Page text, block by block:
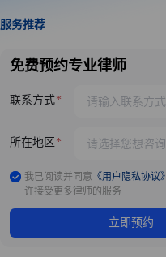
服务推荐
免费预约专业律师
联系方式
所在地区
我已阅读并同意 《用户隐私协议》
许接受更多律师的服务
立即预约